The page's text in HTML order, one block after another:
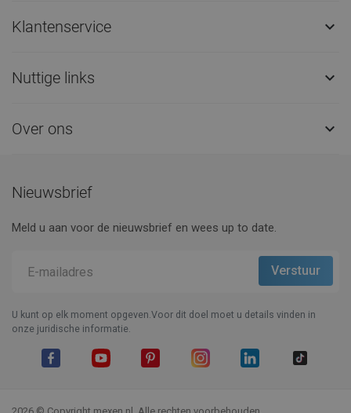
Klantenservice 
Nuttige links 
Over ons 
Nieuwsbrief
Meld u aan voor de nieuwsbrief en wees up to date.
U kunt op elk moment opgeven.Voor dit doel moet u details vinden in
onze juridische informatie.